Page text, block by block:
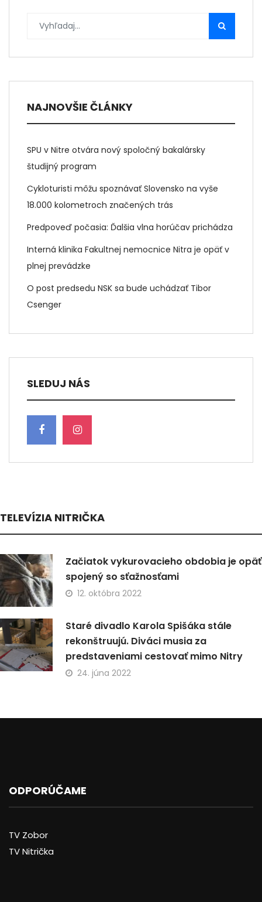
NAJNOVŠIE ČLÁNKY
SPU v Nitre otvára nový spoločný bakalársky
študijný program
Cykloturisti môžu spoznávať Slovensko na vyše
18.000 kolometroch značených trás
Predpoveď počasia: Ďalšia vlna horúčav prichádza
Interná klinika Fakultnej nemocnice Nitra je opäť v
plnej prevádzke
O post predsedu NSK sa bude uchádzať Tibor
Csenger
SLEDUJ NÁS
TELEVÍZIA NITRIČKA
Začiatok vykurovacieho obdobia je opäť
spojený so sťažnosťami
12. októbra 2022
Staré divadlo Karola Spišáka stále
rekonštruujú. Diváci musia za
predstaveniami cestovať mimo Nitry
24. júna 2022
ODPORÚČAME
TV Zobor
TV Nitrička